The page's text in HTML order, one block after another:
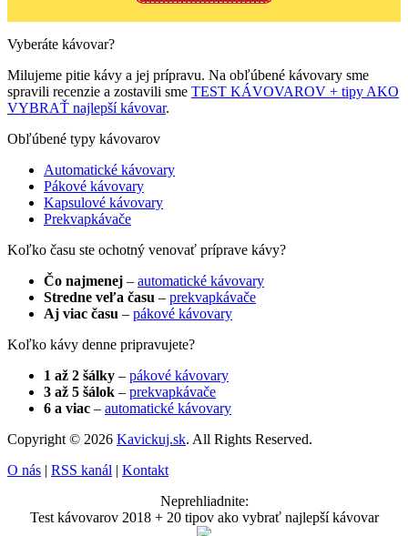
Vyberáte kávovar?
Milujeme pitie kávy a jej prípravu. Na obľúbené kávovary sme
spravili recenzie a zostavili sme TEST KÁVOVAROV + tipy AKO
VYBRAŤ najlepší kávovar.
Obľúbené typy kávovarov
Automatické kávovary
Pákové kávovary
Kapsulové kávovary
Prekvapkávače
Koľko času ste ochotný venovať príprave kávy?
Čo najmenej – automatické kávovary
Stredne veľa času – prekvapkávače
Aj viac času – pákové kávovary
Koľko kávy denne pripravujete?
1 až 2 šálky – pákové kávovary
3 až 5 šálok – prekvapkávače
6 a viac – automatické kávovary
Copyright © 2026 Kavickuj.sk. All Rights Reserved.
O nás | RSS kanál | Kontakt
Neprehliadnite:
Test kávovarov 2018 + 20 tipov ako vybrať najlepší kávovar